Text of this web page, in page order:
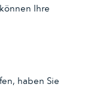
Ihre
haben Sie